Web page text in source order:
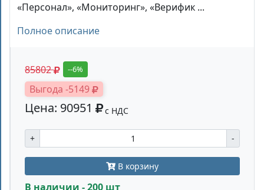
«Персонал», «Мониторинг», «Верифик ...
Полное описание
85802 --6%
Выгода -5149
Цена: 90951 с НДС
+ -
В корзину
В наличии - 200 шт